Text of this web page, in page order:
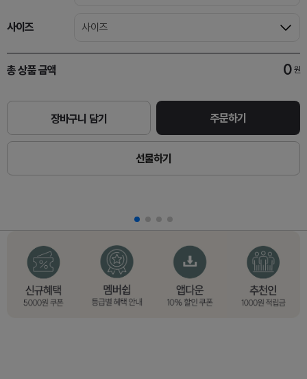
사이즈 사이즈
총 상품 금액 0 원
장바구니 담기 주문하기
선물하기